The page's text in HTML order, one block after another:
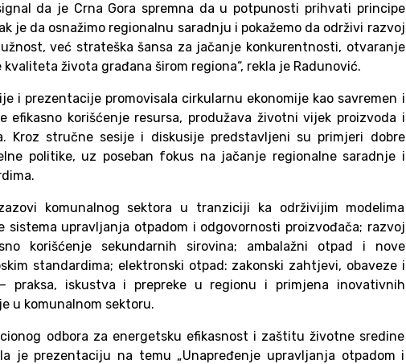
da je Crna Gora spremna da u potpunosti prihvati principe
je da osnažimo regionalnu saradnju i pokažemo da održivi razvoj
već strateška šansa za jačanje konkurentnosti, otvaranje
života građana širom regiona“, rekla je Radunović.
i prezentacije promovisala cirkularnu ekonomije kao savremen i
efikasno korišćenje resursa, produžava životni vijek proizvoda i
Kroz stručne sesije i diskusije predstavljeni su primjeri dobre
politike, uz poseban fokus na jačanje regionalne saradnje i
komunalnog sektora u tranziciji ka održivijim modelima
sistema upravljanja otpadom i odgovornosti proizvođača; razvoj
korišćenje sekundarnih sirovina; ambalažni otpad i nove
standardima; elektronski otpad: zakonski zahtjevi, obaveze i
praksa, iskustva i prepreke u regionu i primjena inovativnih
u komunalnom sektoru.
odbora za energetsku efikasnost i zaštitu životne sredine
je prezentaciju na temu „Unapređenje upravljanja otpadom i